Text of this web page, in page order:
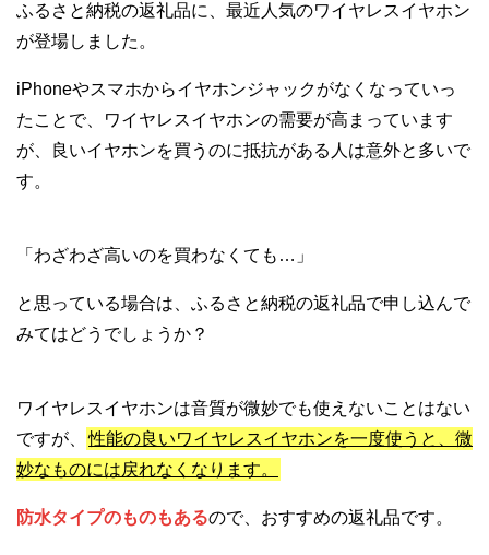
ふるさと納税の返礼品に、最近人気のワイヤレスイヤホン
が登場しました。
iPhoneやスマホからイヤホンジャックがなくなっていっ
たことで、ワイヤレスイヤホンの需要が高まっています
が、良いイヤホンを買うのに抵抗がある人は意外と多いで
す。
「わざわざ高いのを買わなくても…」
と思っている場合は、ふるさと納税の返礼品で申し込んで
みてはどうでしょうか？
ワイヤレスイヤホンは音質が微妙でも使えないことはない
ですが、
性能の良いワイヤレスイヤホンを一度使うと、微
妙なものには戻れなくなります。
防水タイプのものもあるので、おすすめの返礼品です。